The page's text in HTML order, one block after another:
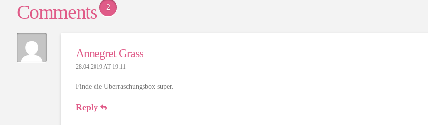
Comments 2
Annegret Grass
28.04.2019 AT 19:11
Finde die Überraschungsbox super.
Reply